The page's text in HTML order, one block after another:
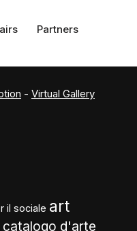
Partners
- Virtual Gallery
il sociale art
catalogo d'arte